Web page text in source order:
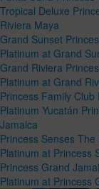
Tropical Deluxe
Riviera Maya
Grand Sunset
Platinum at Grand
Grand Riviera
Platinum at Grand
Princess Family Club
Platinum Yucatán
Jamaica
Princess Senses
Platinum at Princess
Princess Grand
Platinum at Princess